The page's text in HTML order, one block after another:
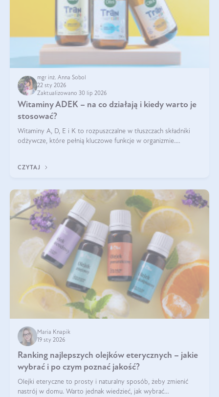
mgr inż. Anna Sobol
22 sty 2026
Zaktualizowano 30 lip 2026
Witaminy ADEK – na co działają i kiedy warto je
stosować?
Witaminy A, D, E i K to rozpuszczalne w tłuszczach składniki
odżywcze, które pełnią kluczowe funkcje w organizmie.
CZYTAJ
Maria Knapik
19 sty 2026
Ranking najlepszych olejków eterycznych – jakie
wybrać i po czym poznać jakość?
Olejki eteryczne to prosty i naturalny sposób, żeby zmienić
nastrój w domu. Warto jednak wiedzieć, jak wybrać